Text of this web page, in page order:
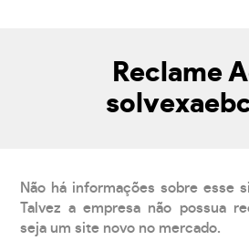
Reclame
Não há informações sobre esse
Talvez a empresa não possua
seja um site novo no mercado.